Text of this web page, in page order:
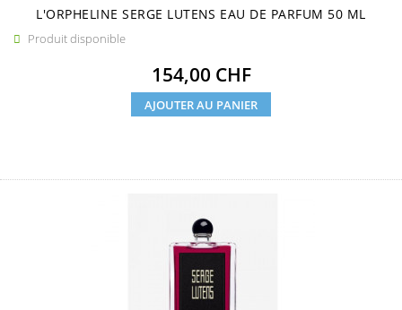
L'ORPHELINE SERGE LUTENS EAU DE PARFUM 50 ML
 Produit disponible
Prix
154,00 CHF
AJOUTER AU PANIER